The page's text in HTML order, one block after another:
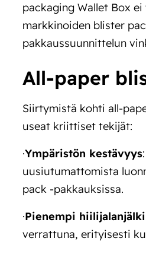
packaging Wallet Box
markkinoiden blister
pakkaussuunnittelun
All-paper
Siirtymistä kohti all-
useat kriittiset tekijät:
·Ympäristön kestävyys
uusiutumattomista
pack -pakkauksissa.
·Pienempi hiilijalanjälki
verrattuna, erityisesti